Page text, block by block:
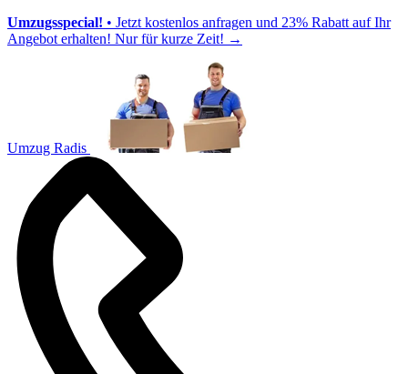
Umzugsspecial! • Jetzt kostenlos anfragen und 23% Rabatt auf Ihr
Angebot erhalten! Nur für kurze Zeit! →
Umzug Radis